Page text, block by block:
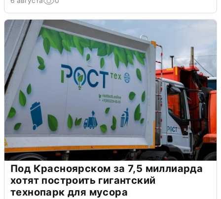
Под Красноярском за 7,5 миллиарда
хотят построить гигантский
технопарк для мусора